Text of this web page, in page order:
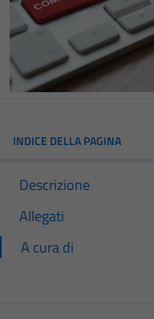
INDICE DELLA PAGINA
Descrizione
Allegati
A cura di